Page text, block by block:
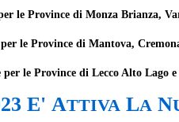
le Province di Monza Brianza,
le Province di Mantova,
per le Province di Lecco Alto Lago
E' ATTIVA LA N